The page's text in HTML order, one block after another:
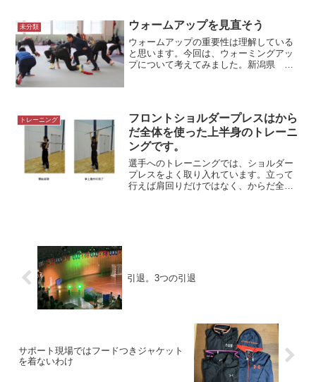
く、トレーニングというよりもコンディ
ショニングチェックが中...
未分類 ウォームアップを見直そう
ウォームアップの重要性は理解している
と思います。今回は、ウォーミングアッ
プについて考えてみました。新潟県
まず、普段やっている...
トレーニング
フロントショルダープレスはから
だ全体を使った上半身のトレーニ
ングです。
選手へのトレーニングでは、ショルダー
プレスをよく取り入れています。立って
行えば肩回りだけではなく、からだ全体
引退。3つの引退
サポート現場ではフードつきジャケット
を着ないわけ